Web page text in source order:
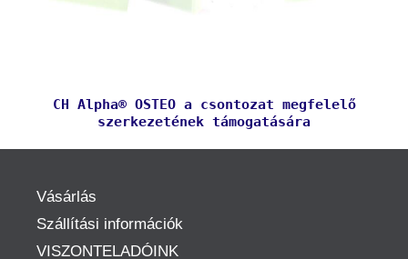
CH Alpha® OSTEO a csontozat megfelelő
szerkezetének támogatására
Vásárlás
Szállítási információk
VISZONTELADÓINK